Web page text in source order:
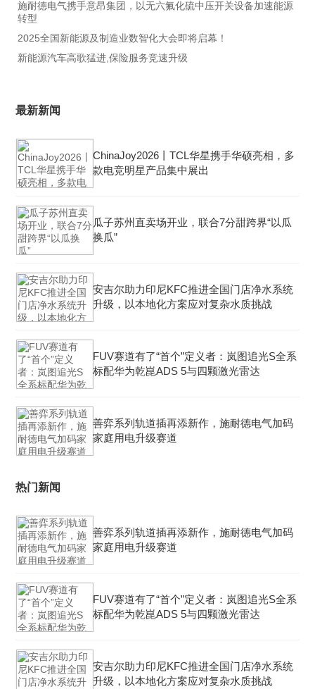
施耐德电气携手意昂集团，以无六氟化硫中压开关设备加速能源
转型
2025全国新能源及制造业数智化大会即将启幕！
新能源汽车高歌猛进,保险服务竞速升级
最新新闻
ChinaJoy2026丨TCL华星携手华硕亮相，多
款电竞明星产品集中展出
瓜子苏州直卖场开业，联合7分甜跨界“以瓜
换瓜”
安吉尔助力印尼KFC推进全国门店净水系统
升级，以本地化方案应对复杂水质挑战
FUV赛道有了“首个”定义者：岚图追光S全系
标配华为乾崑ADS 5与四颗激光雷达
善弈系列轨道插再添新作，施耐德电气加码
家庭用电升级赛道
热门新闻
善弈系列轨道插再添新作，施耐德电气加码
家庭用电升级赛道
FUV赛道有了“首个”定义者：岚图追光S全系
标配华为乾崑ADS 5与四颗激光雷达
安吉尔助力印尼KFC推进全国门店净水系统
升级，以本地化方案应对复杂水质挑战